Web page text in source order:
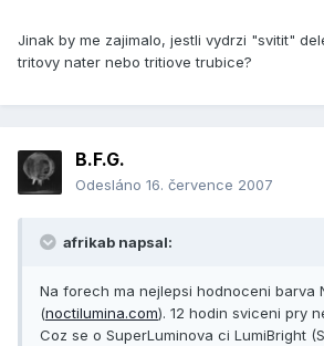
Jinak by me zajimalo, jestli vydrzi "svitit"
tritovy nater nebo tritiove trubice?
B.F.G.
Odesláno 16. července 2007
afrikab napsal:
Na forech ma nejlepsi hodnoceni barva
(noctilumina.com). 12 hodin sviceni pry
Coz se o SuperLuminova ci LumiBright